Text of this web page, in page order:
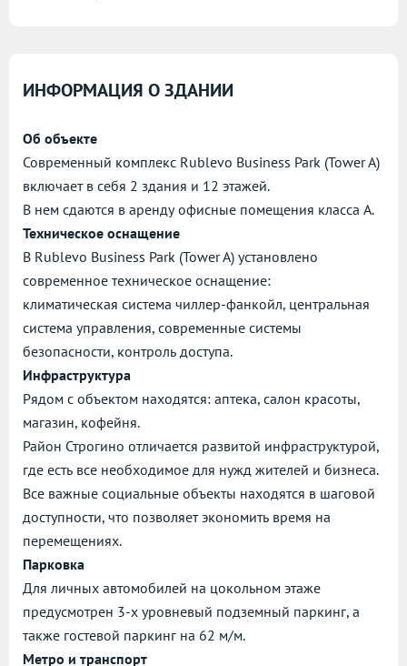
ИНФОРМАЦИЯ О ЗДАНИИ
Об объекте
Современный комплекс Rublevo Business Park (Tower A)
включает в себя 2 здания и 12 этажей.
В нем сдаются в аренду офисные помещения класса А.
Техническое оснащение
В Rublevo Business Park (Tower A) установлено
современное техническое оснащение:
климатическая система чиллер-фанкойл, центральная
система управления, современные системы
безопасности, контроль доступа.
Инфраструктура
Рядом с объектом находятся: аптека, салон красоты,
магазин, кофейня.
Район Строгино отличается развитой инфраструктурой,
где есть все необходимое для нужд жителей и бизнеса.
Все важные социальные объекты находятся в шаговой
доступности, что позволяет экономить время на
перемещениях.
Парковка
Для личных автомобилей на цокольном этаже
предусмотрен 3-х уровневый подземный паркинг, а
также гостевой паркинг на 62 м/м.
Метро и транспорт